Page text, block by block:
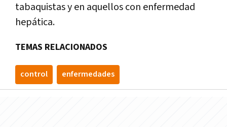
tabaquistas y en aquellos con enfermedad
hepática.
TEMAS RELACIONADOS
control enfermedades